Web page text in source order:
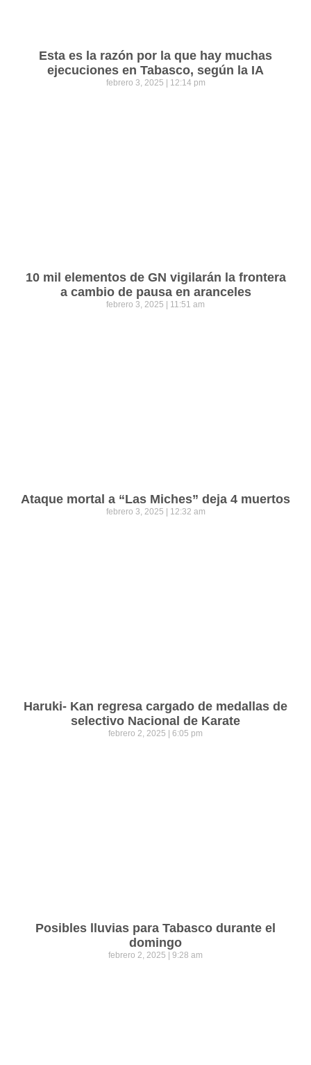
Esta es la razón por la que hay muchas
ejecuciones en Tabasco, según la IA
febrero 3, 2025 12:14 pm
10 mil elementos de GN vigilarán la frontera
a cambio de pausa en aranceles
febrero 3, 2025 11:51 am
Ataque mortal a “Las Miches” deja 4 muertos
febrero 3, 2025 12:32 am
Haruki- Kan regresa cargado de medallas de
selectivo Nacional de Karate
febrero 2, 2025 6:05 pm
Posibles lluvias para Tabasco durante el
domingo
febrero 2, 2025 9:28 am